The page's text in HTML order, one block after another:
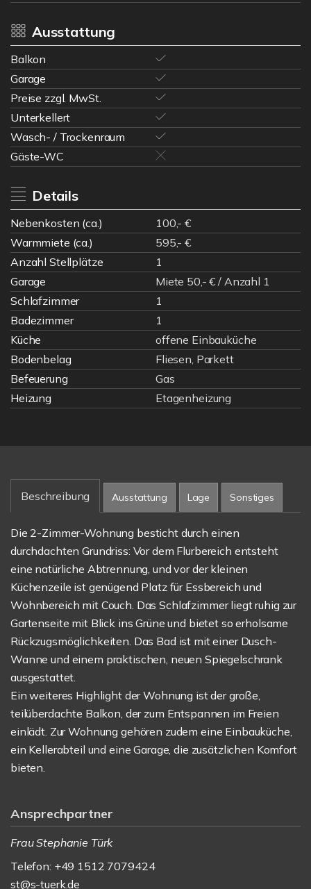
Ausstattung
Balkon
Garage
Preise zzgl. MwSt.
Unterkellert
Wasch- / Trockenraum
Gäste-WC
Details
Nebenkosten (ca.)
100,- €
Warmmiete (ca.)
595,- €
Anzahl Stellplätze
1
Garage
Miete 50,- € / Anzahl 1
Schlafzimmer
1
Badezimmer
1
Küche
offene Einbauküche
Bodenbelag
Fliesen, Parkett
Befeuerung
Gas
Heizung
Etagenheizung
Beschreibung Ausstattung Lage Sonstiges
Die 2-Zimmer-Wohnung besticht durch einen
durchdachten Grundriss: Vor dem Flurbereich entsteht
eine natürliche Abtrennung, und vor der kleinen
Küchenzeile ist genügend Platz für Essbereich und
Wohnbereich mit Couch. Das Schlafzimmer liegt ruhig zur
Gartenseite mit Blick ins Grüne und bietet so erholsame
Rückzugsmöglichkeiten. Das Bad ist mit einer Dusch-
Wanne und einem praktischen, neuen Spiegelschrank
ausgestattet.
Ein weiteres Highlight der Wohnung ist der große,
teilüberdachte Balkon, der zum Entspannen im Freien
einlädt. Zur Wohnung gehören zudem eine Einbauküche,
ein Kellerabteil und eine Garage, die zusätzlichen Komfort
bieten.
Ansprechpartner
Frau Stephanie Türk
Telefon: +49 1512 7079424
st@s-tuerk.de